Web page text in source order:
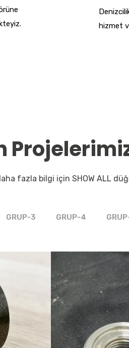
hizmet
fazla bilgi için SHOW ALL
GRUP-3 GRUP-4